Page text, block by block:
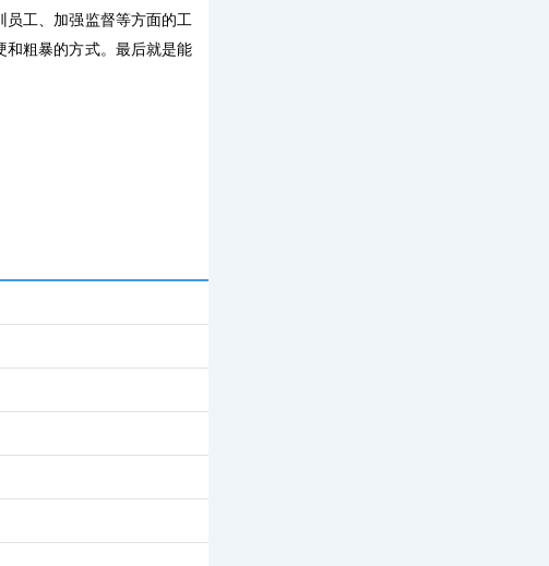
员工、加强监督等方面的工
和粗暴的方式。最后就是能